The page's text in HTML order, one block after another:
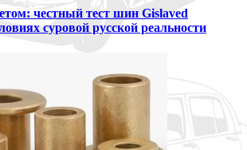
честный тест шин Gislaved
суровой русской реальности